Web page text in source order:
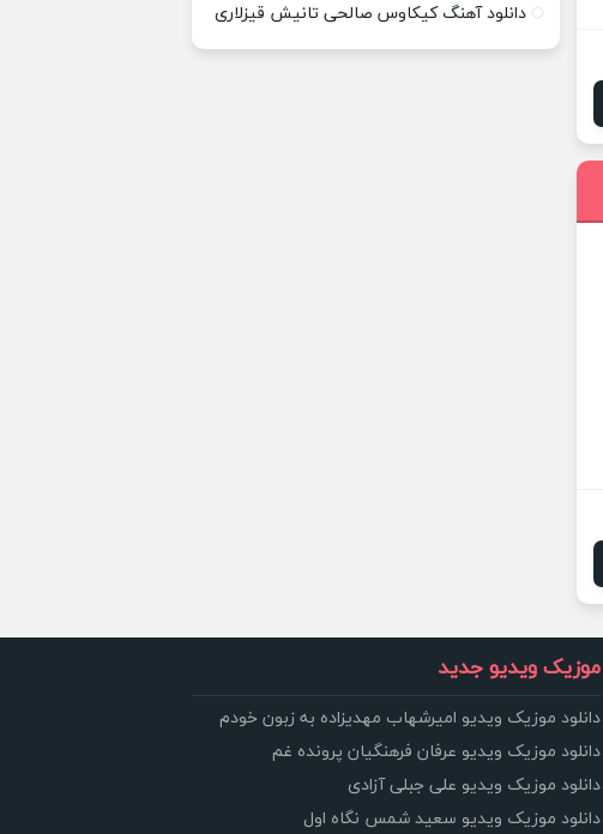
دانلود آهنگ کیکاوس صالحی تانیش قیزلاری
موزیک ویدیو جدید
دانلود موزیک ویدیو امیرشهاب مهدیزاده به زبون خودم
دانلود موزیک ویدیو عرفان فرهنگیان پرونده غم
دانلود موزیک ویدیو علی جبلی آزادی
دانلود موزیک ویدیو سعید شمس نگاه اول